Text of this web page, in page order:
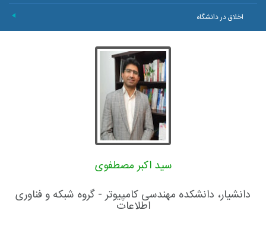
اخلاق در دانشگاه
سید اکبر مصطفوی
دانشیار، دانشکده مهندسی کامپیوتر - گروه شبکه و فناوری
اطلاعات